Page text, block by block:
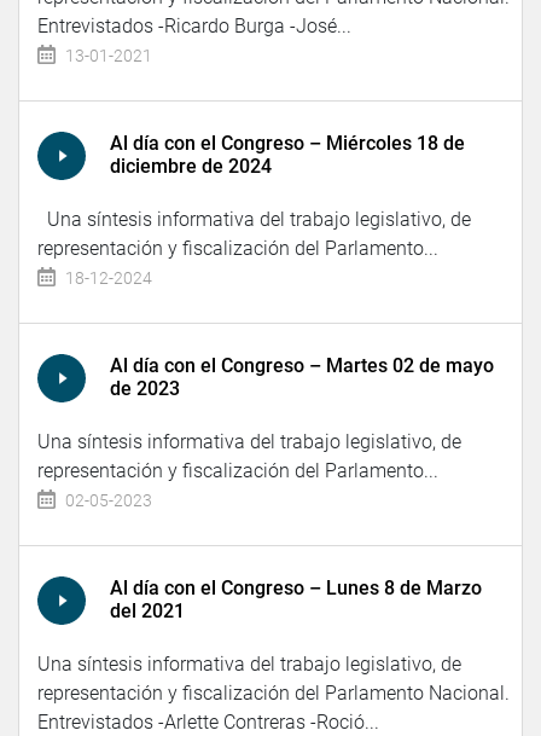
Entrevistados -Ricardo Burga -José...
13-01-2021
Al día con el Congreso – Miércoles 18 de
diciembre de 2024
Una síntesis informativa del trabajo legislativo, de
representación y fiscalización del Parlamento...
18-12-2024
Al día con el Congreso – Martes 02 de mayo
de 2023
Una síntesis informativa del trabajo legislativo, de
representación y fiscalización del Parlamento...
02-05-2023
Al día con el Congreso – Lunes 8 de Marzo
del 2021
Una síntesis informativa del trabajo legislativo, de
representación y fiscalización del Parlamento Nacional.
Entrevistados -Arlette Contreras -Roció...